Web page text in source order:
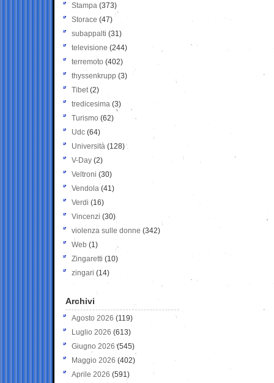
Stampa (373)
Storace (47)
subappalti (31)
televisione(244)
terremoto (402)
thyssenkrupp (3)
Tibet(2)
tredicesima (3)
Turismo (62)
Udc (64)
Università (128)
V-Day (2)
Veltroni (30)
Vendola (41)
Verdi (16)
Vincenzi (30)
violenza sulle donne (342)
Web (1)
Zingaretti (10)
zingari (14)
Archivi
Agosto 2026 (119)
Luglio 2026 (613)
Giugno 2026 (545)
Maggio 2026 (402)
Aprile 2026 (591)